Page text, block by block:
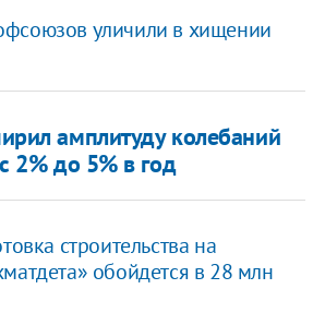
уличили в хищении
амплитуду колебаний
2% до 5% в год
строительства на
обойдется в 28 млн